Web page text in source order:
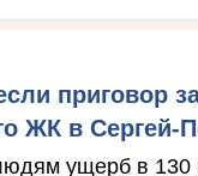
приговор
ЖК в Сергей-
ущерб в 130